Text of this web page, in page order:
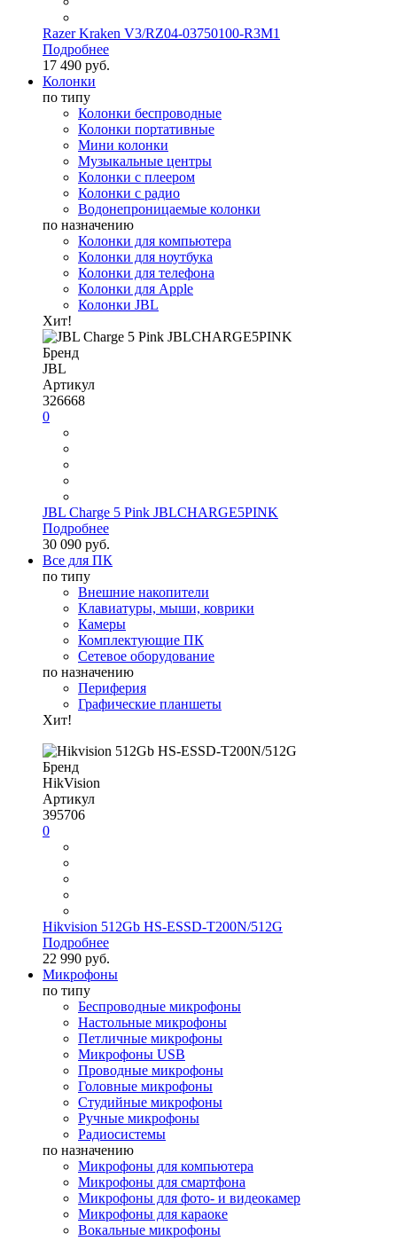
Razer Kraken V3/RZ04-03750100-R3M1
Подробнее
17 490 руб.
Колонки
по типу
Колонки беспроводные
Колонки портативные
Мини колонки
Музыкальные центры
Колонки с плеером
Колонки с радио
Водонепроницаемые колонки
по назначению
Колонки для компьютера
Колонки для ноутбука
Колонки для телефона
Колонки для Apple
Колонки JBL
Хит!
Бренд
JBL
Артикул
326668
0
JBL Charge 5 Pink JBLCHARGE5PINK
Подробнее
30 090 руб.
Все для ПК
по типу
Внешние накопители
Клавиатуры, мыши, коврики
Камеры
Комплектующие ПК
Сетевое оборудование
по назначению
Периферия
Графические планшеты
Хит!
Бренд
HikVision
Артикул
395706
0
Hikvision 512Gb HS-ESSD-T200N/512G
Подробнее
22 990 руб.
Микрофоны
по типу
Беспроводные микрофоны
Настольные микрофоны
Петличные микрофоны
Микрофоны USB
Проводные микрофоны
Головные микрофоны
Студийные микрофоны
Ручные микрофоны
Радиосистемы
по назначению
Микрофоны для компьютера
Микрофоны для смартфона
Микрофоны для фото- и видеокамер
Микрофоны для караоке
Вокальные микрофоны